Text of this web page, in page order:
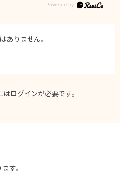
ありません。
はログインが必要です。
す。